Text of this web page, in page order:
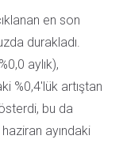
en son
durakladı.
aylık),
%0,4'lük artıştan
bu da
ayındaki